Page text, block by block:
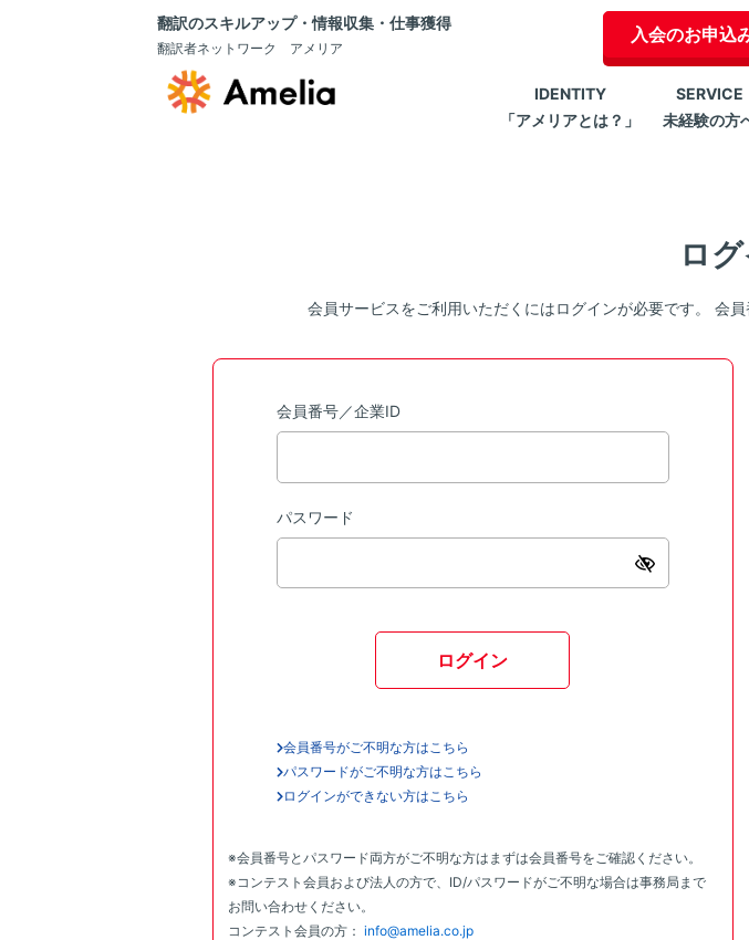
翻訳のスキルアップ・情報収集・仕事獲得
翻訳者ネットワーク アメリア
入会のお申込
IDENTITY
「アメリアとは？」
SERVICE
未経験の方
ロ
会員サービスをご利用いただくにはログインが必要です。 会
会員番号／企業ID
パスワード
ログイン
会員番号がご不明な方はこちら
パスワードがご不明な方はこちら
ログインができない方はこちら
※会員番号とパスワード両方がご不明な方はまずは会員番号をご確認ください。
※コンテスト会員および法人の方で、ID/パスワードがご不明な場合は事務局まで
お問い合わせください。
コンテスト会員の方： info@amelia.co.jp